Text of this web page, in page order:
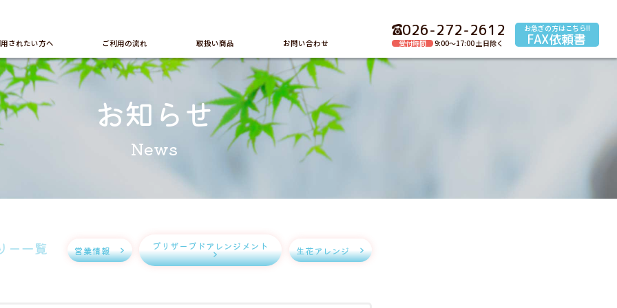
されたい方へ ご利用の流れ 取扱い商品 お問い合わせ
026-272-2612
受付時間 9:00～17:00 土日除く
お急ぎの方はこちら!!
FAX依頼書
お知らせ
News
ー一覧 営業情報 プリザーブドアレンジメント 生花アレンジ